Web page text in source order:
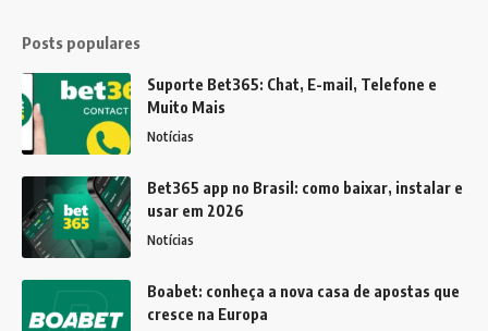
Posts populares
Suporte Bet365: Chat, E-mail, Telefone e
Muito Mais
Notícias
Bet365 app no Brasil: como baixar, instalar e
usar em 2026
Notícias
Boabet: conheça a nova casa de apostas que
cresce na Europa